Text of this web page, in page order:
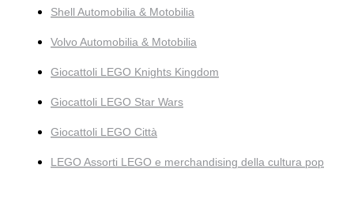
Shell Automobilia & Motobilia
Volvo Automobilia & Motobilia
Giocattoli LEGO Knights Kingdom
Giocattoli LEGO Star Wars
Giocattoli LEGO Città
LEGO Assorti LEGO e merchandising della cultura pop